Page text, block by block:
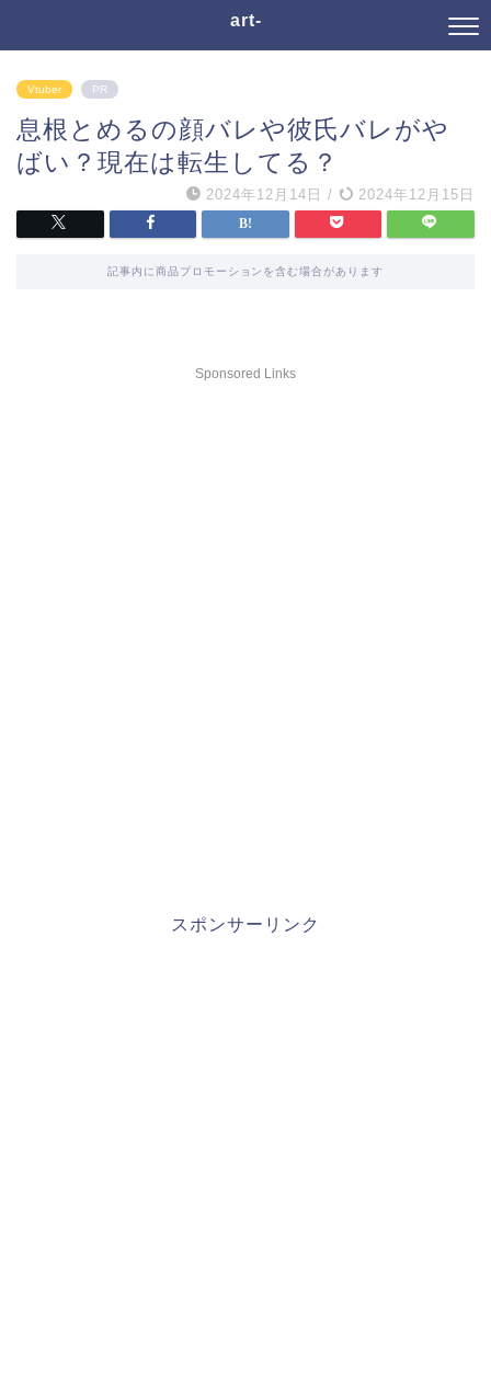
art-
Vtuber PR
息根とめるの顔バレや彼氏バレがや
ばい？現在は転生してる？
2024年12月14日 / 2024年12月15日
記事内に商品プロモーションを含む場合があります
Sponsored Links
スポンサーリンク